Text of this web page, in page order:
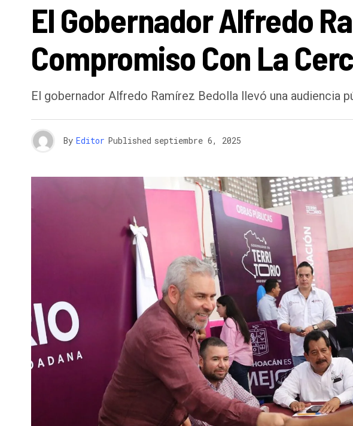
El Gobernador Alfredo
Compromiso Con La
El gobernador Alfredo Ramírez Bedolla llevó una audiencia
By Editor Published septiembre 6, 2025